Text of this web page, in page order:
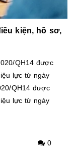
kiện, hồ sơ,
QH14 được
lực từ ngày
QH14 được
lực từ ngày
0